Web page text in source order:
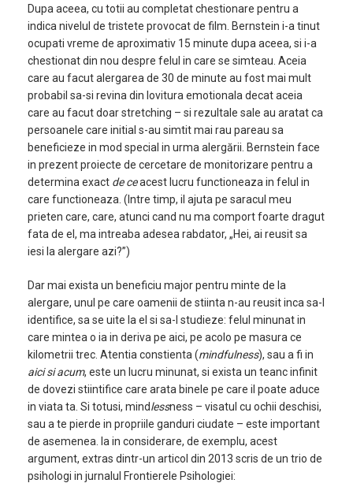
Dupa aceea, cu totii au completat chestionare pentru a
indica nivelul de tristete provocat de film. Bernstein i-a tinut
ocupati vreme de aproximativ 15 minute dupa aceea, si i-a
chestionat din nou despre felul in care se simteau. Aceia
care au facut alergarea de 30 de minute au fost mai mult
probabil sa-si revina din lovitura emotionala decat aceia
care au facut doar stretching – si rezultale sale au aratat ca
persoanele care initial s-au simtit mai rau pareau sa
beneficieze in mod special in urma alergării. Bernstein face
in prezent proiecte de cercetare de monitorizare pentru a
determina exact de ceacest lucru functioneaza in felul in
care functioneaza. (Intre timp, il ajuta pe saracul meu
prieten care, care, atunci cand nu ma comport foarte dragut
fata de el, ma intreaba adesea rabdator, „Hei, ai reusit sa
iesi la alergare azi?”)
Dar mai exista un beneficiu major pentru minte de la
alergare, unul pe care oamenii de stiinta n-au reusit inca sa-l
identifice, sa se uite la el si sa-l studieze: felul minunat in
care mintea o ia in deriva pe aici, pe acolo pe masura ce
kilometrii trec. Atentia constienta (mindfulness), sau a fi in
aici si acum, este un lucru minunat, si exista un teanc infinit
de dovezi stiintifice care arata binele pe care il poate aduce
in viata ta. Si totusi, mindlessness – visatul cu ochii deschisi,
sau a te pierde in propriile ganduri ciudate – este important
de asemenea. Ia in considerare, de exemplu, acest
argument, extras dintr-un articol din 2013 scris de un trio de
psihologi in jurnalul Frontierele Psihologiei: